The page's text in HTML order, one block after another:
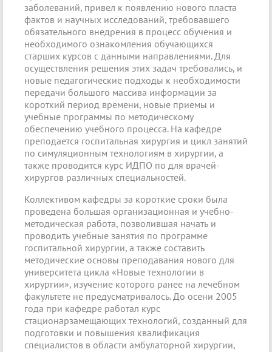
заболеваний, привел к появлению нового пласта
фактов и научных исследований, требовавшего
обязательного внедрения в процесс обучения и
необходимого ознакомления обучающихся
старших курсов с данными направлениями. Для
осуществления решения этих задач требовались, и
новые педагогические подходы к необходимости
передачи большого массива информации за
короткий период времени, новые приемы и
учебные программы по методическому
обеспечению учебного процесса. На кафедре
преподается госпитальная хирургия и цикл занятий
по симуляционным технологиям в хирургии, а
также проводится курс ИДПО по для врачей-
хирургов различных специальностей.
Коллективом кафедры за короткие сроки была
проведена большая организационная и учебно-
методическая работа, позволившая начать и
проводить учебные занятия по программе
госпитальной хирургии, а также составить
методические основы преподавания нового для
университета цикла «Новые технологии в
хирургии», изучение которого ранее на лечебном
факультете не предусматривалось. До осени 2005
года при кафедре работал курс
стационарзамещающих технологий, созданный для
подготовки и повышения квалификация
специалистов в области амбулаторной хирургии,